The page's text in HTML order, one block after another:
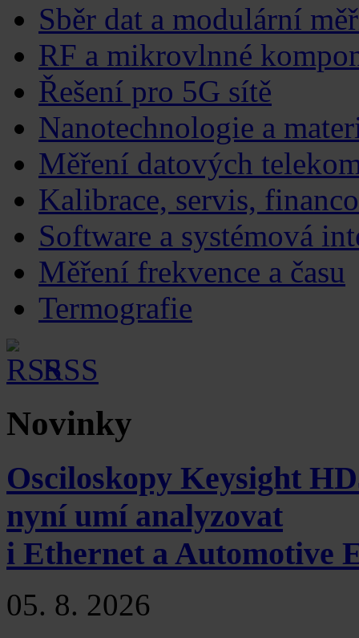
Sběr dat a modulární
RF a mikrovlnné
Řešení pro 5G sítě
Nanotechnologie a
Měření datových
Kalibrace, servis,
Software a systémová
Měření frekvence a času
Termografie
RSS
Novinky
Osciloskopy Keysight
nyní umí analyzovat
i Ethernet a Automotive
05. 8. 2026